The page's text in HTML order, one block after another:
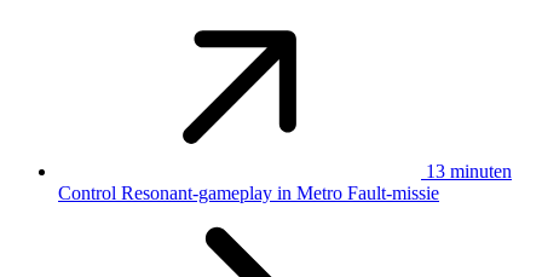
13 minuten
Control Resonant-gameplay in Metro Fault-missie